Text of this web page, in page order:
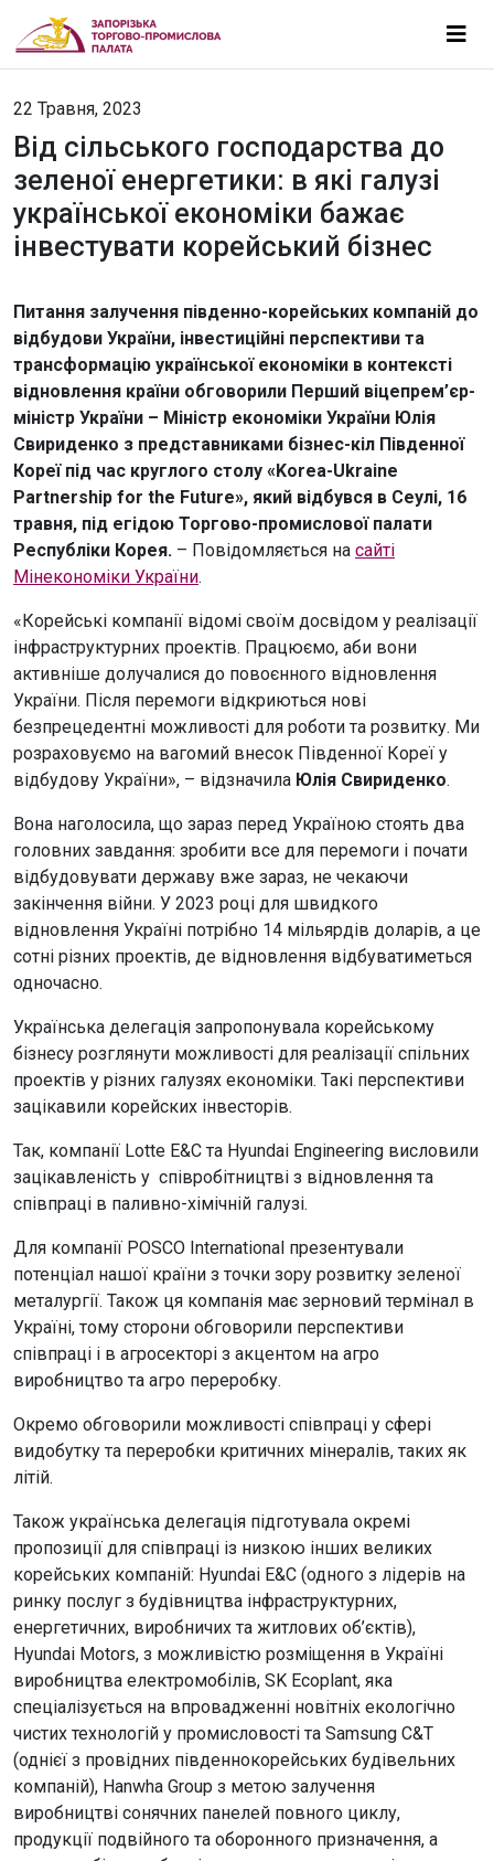
22 Травня, 2023
Від сільського господарства до
зеленої енергетики: в які галузі
української економіки бажає
інвестувати корейський бізнес
Питання залучення південно-корейських компаній до
відбудови України, інвестиційні перспективи та
трансформацію української економіки в контексті
відновлення країни обговорили Перший віцепрем’єр-
міністр України – Міністр економіки України Юлія
Свириденко з представниками бізнес-кіл Південної
Кореї під час круглого столу «Korea-Ukraine
Partnership for the Future», який відбувся в Сеулі, 16
травня, під егідою Торгово-промислової палати
Республіки Корея. – Повідомляється на сайті
Мінекономіки України.
«Корейські компанії відомі своїм досвідом у реалізації
інфраструктурних проектів. Працюємо, аби вони
активніше долучалися до повоєнного відновлення
України. Після перемоги відкриються нові
безпрецедентні можливості для роботи та розвитку. Ми
розраховуємо на вагомий внесок Південної Кореї у
відбудову України», – відзначила Юлія Свириденко.
Вона наголосила, що зараз перед Україною стоять два
головних завдання: зробити все для перемоги і почати
відбудовувати державу вже зараз, не чекаючи
закінчення війни. У 2023 році для швидкого
відновлення Україні потрібно 14 мільярдів доларів, а це
сотні різних проектів, де відновлення відбуватиметься
одночасно.
Українська делегація запропонувала корейському
бізнесу розглянути можливості для реалізації спільних
проектів у різних галузях економіки. Такі перспективи
зацікавили корейских інвесторів.
Так, компанії Lotte E&C та Hyundai Engineering висловили
зацікавленість у співробітництві з відновлення та
співпраці в паливно-хімічній галузі.
Для компанії POSCO International презентували
потенціал нашої країни з точки зору розвитку зеленої
металургії. Також ця компанія має зерновий термінал в
Україні, тому сторони обговорили перспективи
співпраці і в агросекторі з акцентом на агро
виробництво та агро переробку.
Окремо обговорили можливості співпраці у сфері
видобутку та переробки критичних мінералів, таких як
літій.
Також українська делегація підготувала окремі
пропозиції для співпраці із низкою інших великих
корейських компаній: Hyundai E&C (одного з лідерів на
ринку послуг з будівництва інфраструктурних,
енергетичних, виробничих та житлових об’єктів),
Hyundai Motors, з можливістю розміщення в Україні
виробництва електромобілів, SK Ecoplant, яка
спеціалізується на впровадженні новітніх екологічно
чистих технологій у промисловості та Samsung C&T
(однієї з провідних південнокорейських будівельних
компаній), Hanwha Group з метою залучення
виробництві сонячних панелей повного циклу,
продукції подвійного та оборонного призначення, а